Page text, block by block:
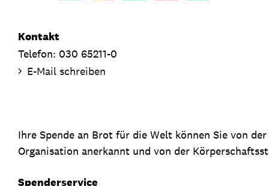
Kontakt
Telefon: 030 65211-0
E-Mail schreiben
Ihre Spende an Brot für die Welt können Sie von
Organisation anerkannt und von der
Spenderservice